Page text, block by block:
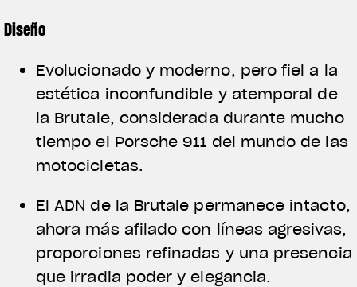
Diseño
Evolucionado y moderno, pero fiel a la
estética inconfundible y atemporal de
la Brutale, considerada durante mucho
tiempo el Porsche 911 del mundo de las
motocicletas.
El ADN de la Brutale permanece intacto,
ahora más afilado con líneas agresivas,
proporciones refinadas y una presencia
que irradia poder y elegancia.